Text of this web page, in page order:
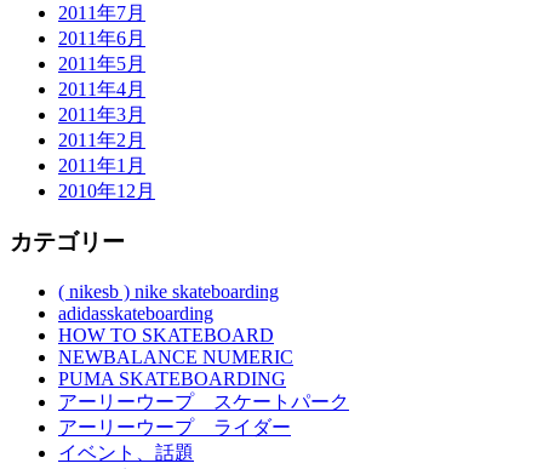
2011年7月
2011年6月
2011年5月
2011年4月
2011年3月
2011年2月
2011年1月
2010年12月
カテゴリー
( nikesb ) nike skateboarding
adidasskateboarding
HOW TO SKATEBOARD
NEWBALANCE NUMERIC
PUMA SKATEBOARDING
アーリーウープ スケートパーク
アーリーウープ ライダー
イベント、話題